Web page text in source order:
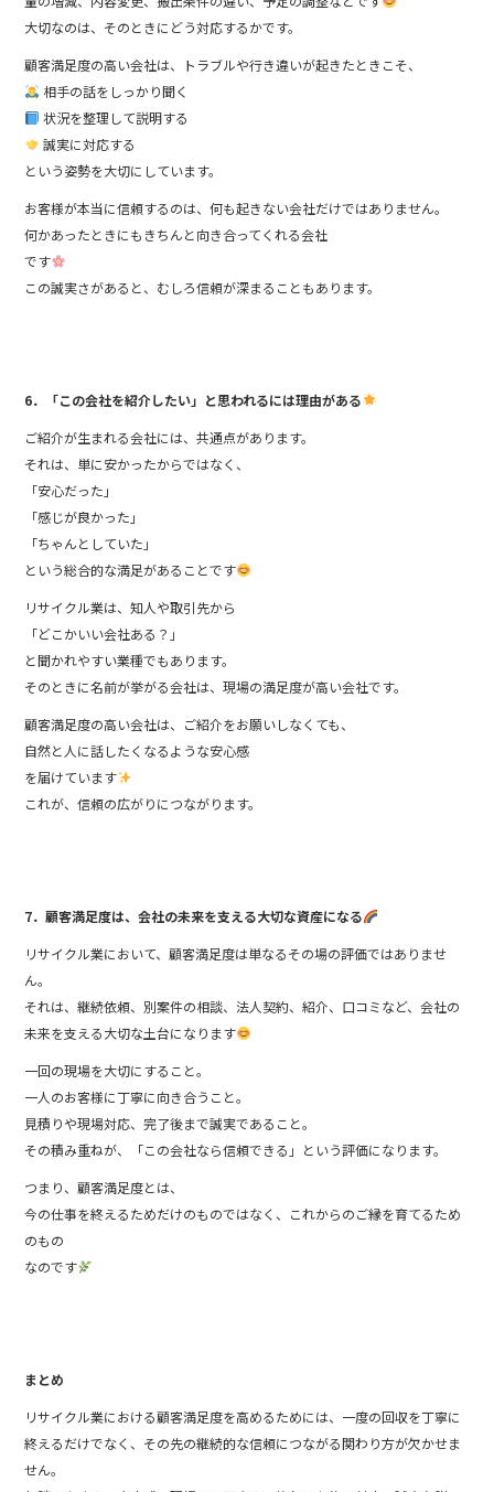
大切なのは、そのときにどう対応するかです。
顧客満足度の高い会社は、トラブルや行き違いが起きたときこそ、
相手の話をしっかり聞く
状況を整理して説明する
誠実に対応する
という姿勢を大切にしています。
お客様が本当に信頼するのは、何も起きない会社だけではありません。
何かあったときにもきちんと向き合ってくれる会社
です
この誠実さがあると、むしろ信頼が深まることもあります。
6．「この会社を紹介したい」と思われるには理由がある
ご紹介が生まれる会社には、共通点があります。
それは、単に安かったからではなく、
「安心だった」
「感じが良かった」
「ちゃんとしていた」
という総合的な満足があることです
リサイクル業は、知人や取引先から
「どこかいい会社ある？」
と聞かれやすい業種でもあります。
そのときに名前が挙がる会社は、現場の満足度が高い会社です。
顧客満足度の高い会社は、ご紹介をお願いしなくても、
自然と人に話したくなるような安心感
を届けています
これが、信頼の広がりにつながります。
7．顧客満足度は、会社の未来を支える大切な資産になる
リサイクル業において、顧客満足度は単なるその場の評価ではありませ
ん。
それは、継続依頼、別案件の相談、法人契約、紹介、口コミなど、会社の
未来を支える大切な土台になります
一回の現場を大切にすること。
一人のお客様に丁寧に向き合うこと。
見積りや現場対応、完了後まで誠実であること。
その積み重ねが、「この会社なら信頼できる」という評価になります。
つまり、顧客満足度とは、
今の仕事を終えるためだけのものではなく、これからのご縁を育てるため
のもの
なのです
まとめ
リサイクル業における顧客満足度を高めるためには、一度の回収を丁寧に
終えるだけでなく、その先の継続的な信頼につながる関わり方が欠かせま
せん。